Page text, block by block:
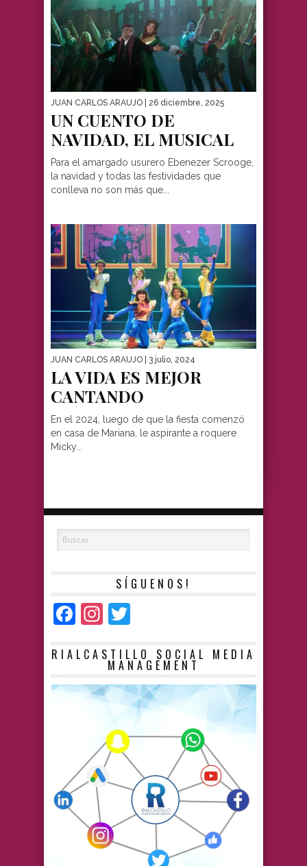
JUAN CARLOS ARAUJO | 26 diciembre, 2025
UN CUENTO DE
NAVIDAD, EL MUSICAL
Para el amargado usurero Ebenezer Scrooge,
la navidad y todas las festividades que
conlleva no son más que...
JUAN CARLOS ARAUJO | 3 julio, 2024
LA VIDA ES MEJOR
CANTANDO
En el 2024, luego de que la fiesta comenzó
en casa de Mariana, le aspirante a roquere
Micky...
SÍGUENOS!
Facebook
Instagram
RIALCASTILLO SOCIAL MEDIA
MANAGEMENT